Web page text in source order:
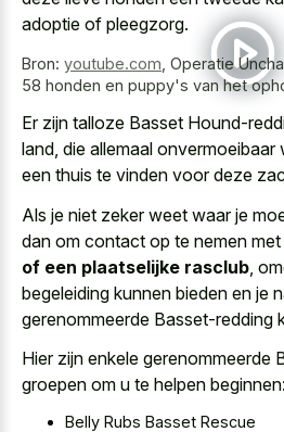
adoptie of pleegzorg.
Bron: youtube.com Operatie
58 honden en puppy's van het
Er zijn talloze Basset Hound-
land, die allemaal
een thuis te vinden voor deze
Als je niet zeker weet waar je
dan om contact op te nemen met
of een plaatselijke rasclub ,
begeleiding kunnen bieden en je
gerenommeerde Basset-redding
Hier zijn enkele gerenommeerde
groepen om u te helpen beginnen:
Belly Rubs Basset Rescue